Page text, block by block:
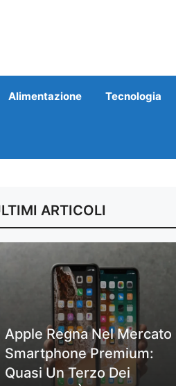
Alimentazione Tecnologia
ARTICOLI
Apple Regna Nel Mercato
Smartphone Premium:
Quasi Un Terzo Dei